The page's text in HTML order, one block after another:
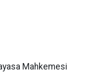
Mahkemesi